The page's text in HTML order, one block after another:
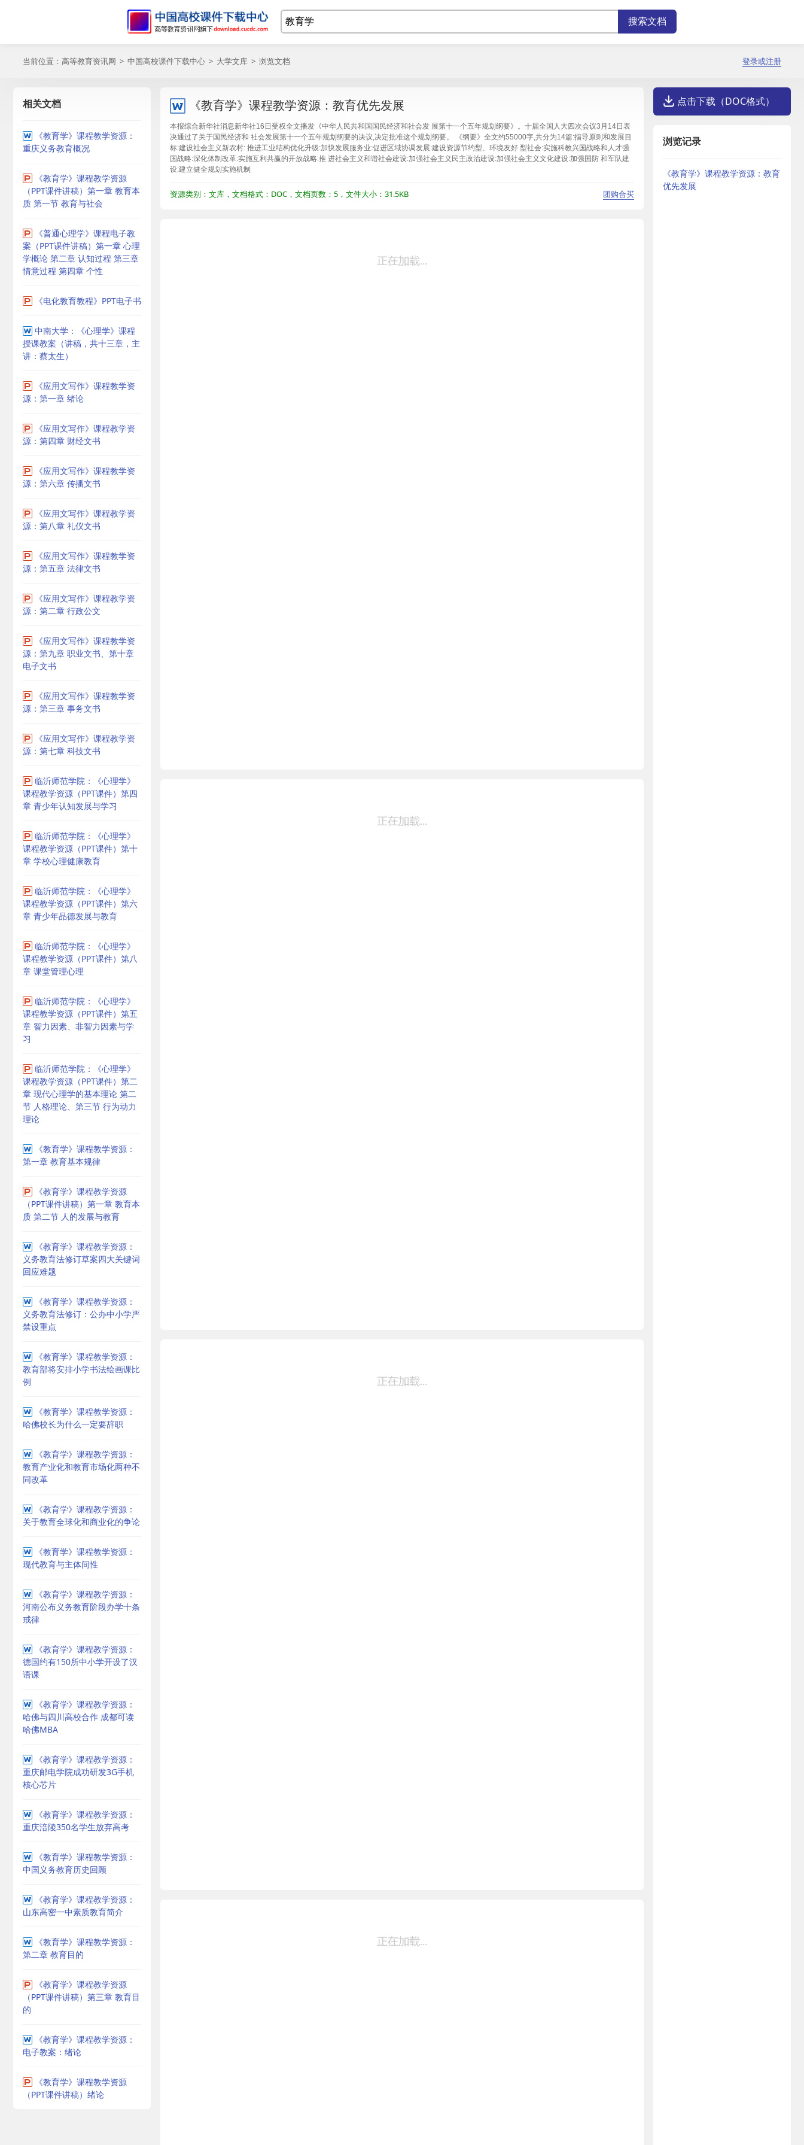
当前位置： 高等教育资讯网 > 中国高校课件下载中心 > 大学文库 > 浏览文档 登录或注册
相关文档
《教育学》课程教学资源：
重庆义务教育概况
《教育学》课程教学资源
（PPT课件讲稿）第一章 教育本
质 第一节 教育与社会
《普通心理学》课程电子教
案（PPT课件讲稿）第一章 心理
学概论 第二章 认知过程 第三章
情意过程 第四章 个性
《电化教育教程》PPT电子书
中南大学：《心理学》课程
授课教案（讲稿，共十三章，主
讲：蔡太生）
《应用文写作》课程教学资
源：第一章 绪论
《应用文写作》课程教学资
源：第四章 财经文书
《应用文写作》课程教学资
源：第六章 传播文书
《应用文写作》课程教学资
源：第八章 礼仪文书
《应用文写作》课程教学资
源：第五章 法律文书
《应用文写作》课程教学资
源：第二章 行政公文
《应用文写作》课程教学资
源：第九章 职业文书、第十章
电子文书
《应用文写作》课程教学资
源：第三章 事务文书
《应用文写作》课程教学资
源：第七章 科技文书
临沂师范学院：《心理学》
课程教学资源（PPT课件）第四
章 青少年认知发展与学习
临沂师范学院：《心理学》
课程教学资源（PPT课件）第十
章 学校心理健康教育
临沂师范学院：《心理学》
课程教学资源（PPT课件）第六
章 青少年品德发展与教育
临沂师范学院：《心理学》
课程教学资源（PPT课件）第八
章 课堂管理心理
临沂师范学院：《心理学》
课程教学资源（PPT课件）第五
章 智力因素、非智力因素与学
习
临沂师范学院：《心理学》
课程教学资源（PPT课件）第二
章 现代心理学的基本理论 第二
节 人格理论、第三节 行为动力
理论
《教育学》课程教学资源：
第一章 教育基本规律
《教育学》课程教学资源
（PPT课件讲稿）第一章 教育本
质 第二节 人的发展与教育
《教育学》课程教学资源：
义务教育法修订草案四大关键词
回应难题
《教育学》课程教学资源：
义务教育法修订：公办中小学严
禁设重点
《教育学》课程教学资源：
教育部将安排小学书法绘画课比
例
《教育学》课程教学资源：
哈佛校长为什么一定要辞职
《教育学》课程教学资源：
教育产业化和教育市场化两种不
同改革
《教育学》课程教学资源：
关于教育全球化和商业化的争论
《教育学》课程教学资源：
现代教育与主体间性
《教育学》课程教学资源：
河南公布义务教育阶段办学十条
戒律
《教育学》课程教学资源：
德国约有150所中小学开设了汉
语课
《教育学》课程教学资源：
哈佛与四川高校合作 成都可读
哈佛MBA
《教育学》课程教学资源：
重庆邮电学院成功研发3G手机
核心芯片
《教育学》课程教学资源：
重庆涪陵350名学生放弃高考
《教育学》课程教学资源：
中国义务教育历史回顾
《教育学》课程教学资源：
山东高密一中素质教育简介
《教育学》课程教学资源：
第二章 教育目的
《教育学》课程教学资源
（PPT课件讲稿）第三章 教育目
的
《教育学》课程教学资源：
电子教案：绪论
《教育学》课程教学资源
（PPT课件讲稿）绪论
《教育学》课程教学资源：教育优先发展
本报综合新华社消息新华社16日受权全文播发《中华人民共和国国民经济和社会发 展第十一个五年规划纲要》。十届全国人大四次会议3月14日表
决通过了关于国民经济和 社会发展第十一个五年规划纲要的决议,决定批准这个规划纲要。 《纲要》全文约55000字,共分为14篇:指导原则和发展目
标:建设社会主义新农村: 推进工业结构优化升级:加快发展服务业:促进区域协调发展:建设资源节约型、环境友好 型社会:实施科教兴国战略和人才强
国战略:深化体制改革:实施互利共赢的开放战略:推 进社会主义和谐社会建设:加强社会主义民主政治建设:加强社会主义文化建设:加强国防 和军队建
设:建立健全规划实施机制
团购合买
资源类别：文库，文档格式：DOC，文档页数：5，文件大小：31.5KB
点击下载（DOC格式）
浏览记录
《教育学》课程教学资源：教育
优先发展